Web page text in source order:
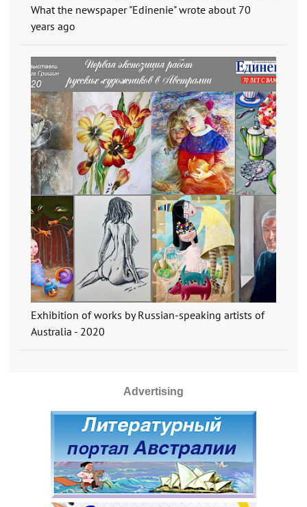
What the newspaper "Edinenie" wrote about 70
years ago
Exhibition of works by Russian-speaking artists of
Australia - 2020
Advertising